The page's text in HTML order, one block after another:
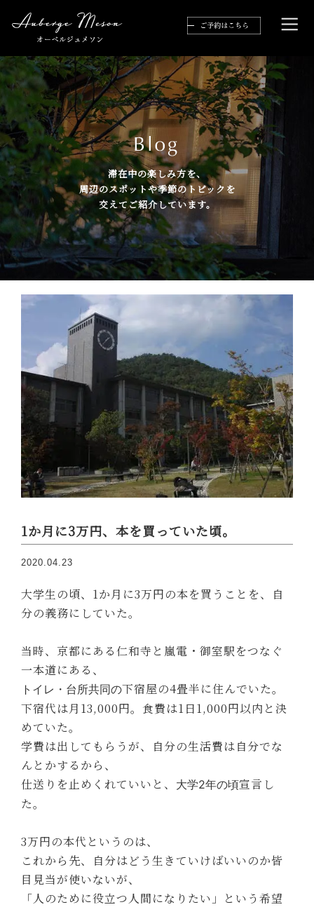
滞在中の楽しみ方を、
周辺のスポットや季節のトピックを
交えてご紹介しています。
1か月に3万円、本を買っていた頃。
2020.04.23
大学生の頃、1か月に3万円の本を買うことを、自
分の義務にしていた。
当時、京都にある仁和寺と嵐電・御室駅をつなぐ
一本道にある、
トイレ・台所共同の下宿屋の4畳半に住んでいた。
下宿代は月13,000円。食費は1日1,000円以内と決
めていた。
学費は出してもらうが、自分の生活費は自分でな
んとかするから、
仕送りを止めくれていいと、
大学2年の頃宣言し
た。
3万円の本代というのは、
これから先、自分はどう生きていけばいいのか皆
目見当が使いないが、
「人のために役立つ人間になりたい」という希望